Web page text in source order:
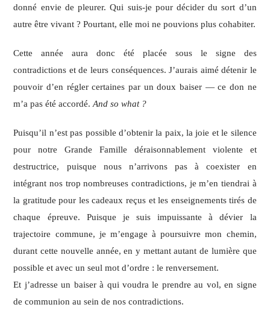
donné envie de pleurer. Qui suis-je pour décider du sort d’un
autre être vivant ? Pourtant, elle moi ne pouvions plus cohabiter.
Cette année aura donc été placée sous le signe des
contradictions et de leurs conséquences. J’aurais aimé détenir le
pouvoir d’en régler certaines par un doux baiser —ce don ne
m’a pas été accordé.And so what ?
Puisqu’il n’est pas possible d’obtenir la paix, la joie et le silence
pour notre Grande Famille déraisonnablement violente et
destructrice, puisque nous n’arrivons pas à coexister en
intégrant nos trop nombreuses contradictions, je m’en tiendrai à
la gratitude pour les cadeaux reçus et les enseignements tirés de
chaque épreuve. Puisque je suis impuissante à dévier la
trajectoire commune, je m’engage à poursuivre mon chemin,
durant cette nouvelle année, en y mettant autant de lumière que
possible et avec un seul mot d’ordre : le renversement.
Et j’adresse un baiser à qui voudra le prendre au vol, en signe
de communion au sein de nos contradictions.